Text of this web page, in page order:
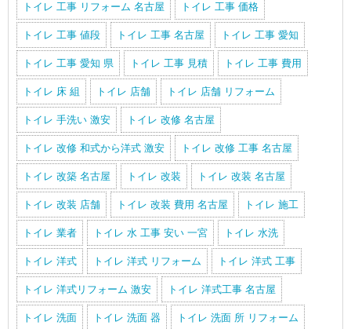
トイレ 工事 リフォーム 名古屋 トイレ 工事 価格
トイレ 工事 値段 トイレ 工事 名古屋 トイレ 工事 愛知
トイレ 工事 愛知 県 トイレ 工事 見積 トイレ 工事 費用
トイレ 床 組 トイレ 店舗 トイレ 店舗 リフォーム
トイレ 手洗い 激安 トイレ 改修 名古屋
トイレ 改修 和式から洋式 激安 トイレ 改修 工事 名古屋
トイレ 改築 名古屋 トイレ 改装 トイレ 改装 名古屋
トイレ 改装 店舗 トイレ 改装 費用 名古屋 トイレ 施工
トイレ 業者 トイレ 水 工事 安い 一宮 トイレ 水洗
トイレ 洋式 トイレ 洋式 リフォーム トイレ 洋式 工事
トイレ 洋式リフォーム 激安 トイレ 洋式工事 名古屋
トイレ 洗面 トイレ 洗面 器 トイレ 洗面 所 リフォーム